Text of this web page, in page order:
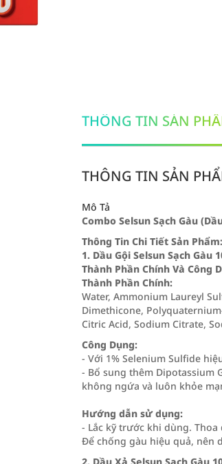
THÔNG TIN SẢN
THÔNG TIN SẢN
Mô Tả
Combo Selsun Sạch Gàu
Thông Tin Chi Tiết Sản Phẩm:
1. Dầu Gội Selsun Sạch Gàu
Thành Phần Chính Và Công
Thành Phần Chính:
Water, Ammonium Laureyl
Dimethicone,
Citric Acid, Sodium Citrate,
Công Dụng:
- Với 1% Selenium Sulfide
- Bổ sung thêm Dipotassium
không ngứa và luôn khỏe
Hướng dẫn sử dụng:
- Lắc kỹ trước khi dùng.
Để chống gàu hiệu quả, nên